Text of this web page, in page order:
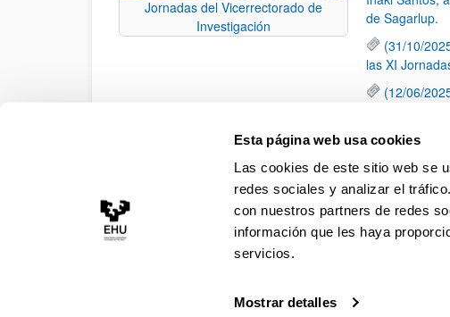
Esta página web usa cookies
Las cookies de este sitio web se
redes sociales y analizar el
con nuestros partners de redes
información que les haya
servicios.
Mostrar detalles
Jornadas del Vicerrectorado de
Investigación
de Sagarlup.
(31/10/
las XI
(12/06/
una